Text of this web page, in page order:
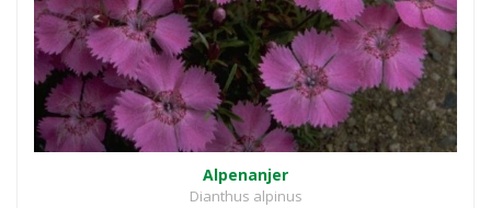
Alpenanjer
Dianthus alpinus